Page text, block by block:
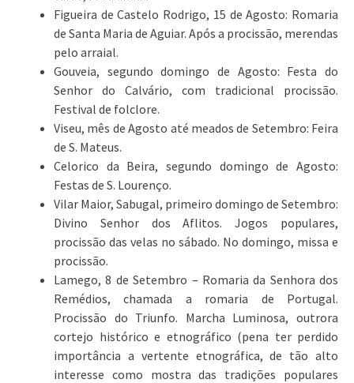
Figueira de Castelo Rodrigo, 15 de Agosto: Romaria
de Santa Maria de Aguiar. Após a procissão, merendas
pelo arraial.
Gouveia, segundo domingo de Agosto: Festa do
Senhor do Calvário, com tradicional procissão.
Festival de folclore.
Viseu, mês de Agosto até meados de Setembro: Feira
de S. Mateus.
Celorico da Beira, segundo domingo de Agosto:
Festas de S. Lourenço.
Vilar Maior, Sabugal, primeiro domingo de Setembro:
Divino Senhor dos Aflitos. Jogos populares,
procissão das velas no sábado. No domingo, missa e
procissão.
Lamego, 8 de Setembro – Romaria da Senhora dos
Remédios, chamada a romaria de Portugal.
Procissão do Triunfo. Marcha Luminosa, outrora
cortejo histórico e etnográfico (pena ter perdido
importância a vertente etnográfica, de tão alto
interesse como mostra das tradições populares